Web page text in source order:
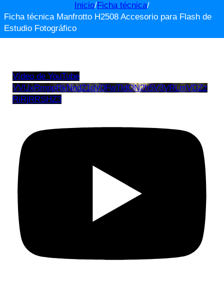
Inicio/Ficha técnica/
Ficha técnica Manfrotto H2508 Accesorio para Flash de
Estudio Fotográfico
Vídeo de YouTube
VVUxRmppRkNnd21qV0FwTldON2h5V3VRLmVDZz
RiRjRRSHZ3